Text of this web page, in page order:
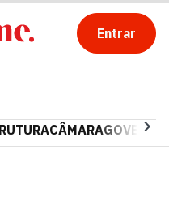
Entrar
CÂMARAGOVERNO